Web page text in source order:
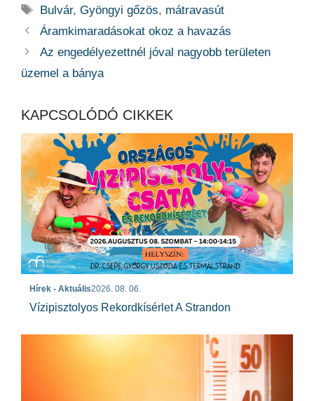
Címkék
Bulvár,Gyöngyi gőzös, mátravasút
Áramkimaradásokat okoz a havazás
Az engedélyezettnél jóval nagyobb területen
üzemel a bánya
KAPCSOLÓDÓ CIKKEK
Hírek - Aktuális2026. 08. 06.
Vízipisztolyos Rekordkísérlet A Strandon